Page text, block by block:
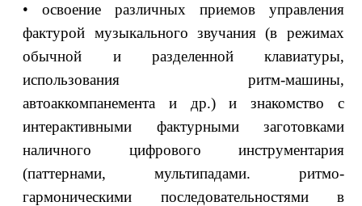
• освоение различных приемов управления
фактурой музыкального звучания (в режимах
обычной и разделенной клавиатуры,
использования ритм-машины,
автоаккомпанемента и др.) и знакомство с
интерактивными фактурными заготовками
наличного цифрового инструментария
(паттернами, мультипадами. ритмо-
гармоническими последовательностями в